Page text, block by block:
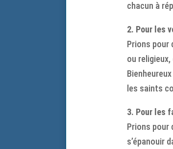
chacun à
2. Pour les
Prions pour
ou
les saints
3. Pour les
Prions pour
s’épanouir